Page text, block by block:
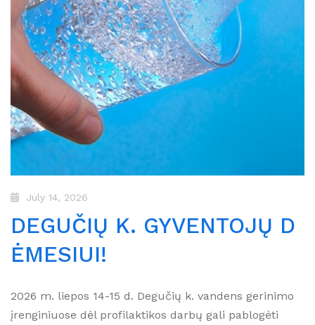
July 14, 2026
DEGUČIŲ K. GYVENTOJŲ D
ĖMESIUI!
2026 m. liepos 14-15 d. Degučių k. vandens gerinimo
įrenginiuose dėl profilaktikos darbų gali pablogėti